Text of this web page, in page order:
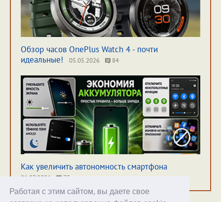
Работая с этим сайтом, вы даете свое
Обзор часов OnePlus Watch 4 - почти
идеальные!
05.05.2026 84
Как увеличить автономность смартфона
21.07.2026 73